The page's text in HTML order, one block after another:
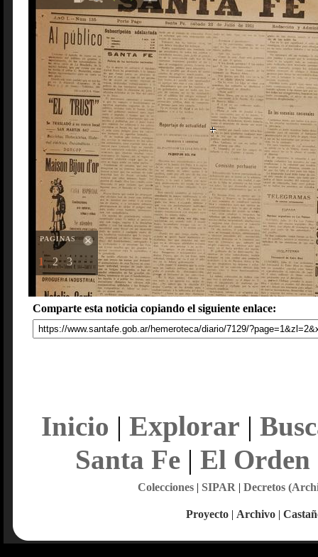
PAGINAS
1 2 3
Comparte esta noticia copiando el siguiente enlace:
Inicio | Explorar |
Santa Fe| El Orden
Colecciones| SIPAR | Decretos
Proyecto | Archivo |